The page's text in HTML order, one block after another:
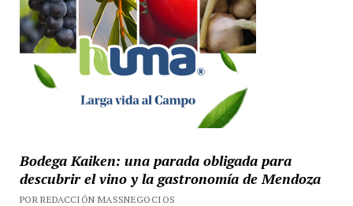
Bodega Kaiken: una parada obligada para
descubrir el vino y la gastronomía de Mendoza
POR REDACCIÓN MASSNEGOCIOS